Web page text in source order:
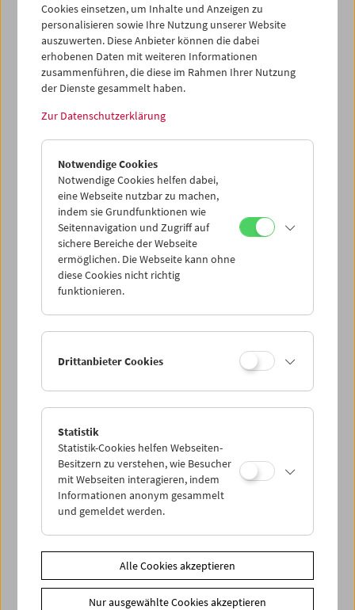
Collection on Screen: Lav Diaz – Teil 3
Films You Cannot See Elsewhere Amos-Vogel-
Atlas Kapitel 13:
Pasolini Wüst. Filme und Gespräch
Cookies einsetzen, um Inhalte und Anzeigen zu
personalisieren sowie Ihre Nutzung unserer Website
auszuwerten. Diese Anbieter können die dabei
erhobenen Daten mit weiteren Informationen
zusammenführen, die diese im Rahmen Ihrer Nutzung
der Dienste gesammelt haben.
Zur Datenschutzerklärung
Notwendige Cookies
Notwendige Cookies helfen dabei,
eine Webseite nutzbar zu machen,
indem sie Grundfunktionen wie
Seitennavigation und Zugriff auf
sichere Bereiche der Webseite
ermöglichen. Die Webseite kann ohne
diese Cookies nicht richtig
funktionieren.
Drittanbieter Cookies
Statistik
Statistik-Cookies helfen Webseiten-
Besitzern zu verstehen, wie Besucher
mit Webseiten interagieren, indem
Informationen anonym gesammelt
und gemeldet werden.
Alle Cookies akzeptieren
Nur ausgewählte Cookies akzeptieren